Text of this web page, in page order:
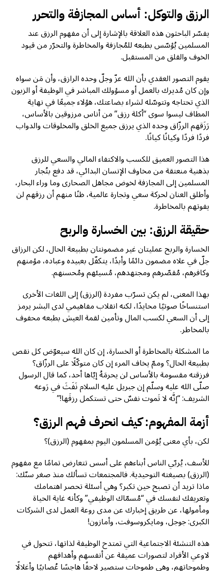
الرزق والتوكل: أساس المجازفة والتحرر
يفسّر الباحثون هذه العلاقة بالإشارة إلى أن مفهوم الرزق عند
المسلمين يُؤسّس بطبعه للمُجازفة والمخاطرة والتحرّر من قيود
الخوف والقلق من المستقبل.
يقوم التصور العقدي بأن الله عزّ وجلّ وحده الرازق، وأن مَن سواه
وإن كان مُديرك بالعمل أو مسؤولك المباشر في الوظيفة أو الزبون
الذي تحتاجه وتتوسّله لشراء بضاعتك، هؤلاء جميعًا في نهاية
المطاف ليسوا سوى “أكلة رزق” من أناس مرزوقين بالأساس،
رَزَقهم الرزّاق وحده الذي يرزق جميع الخلق والمخلوقات والدواب
فردًا فردًا وكيانًا كيانًا.
هذا التصور العميق للكسب والاكتفاء المالي والسعي للرزق
بذهنية منعتقة من مخاوف الإنسان البدائي، قد دفع بتُجار
المسلمين إلى المجازفة لخوض مجاهل الصحارى وما وراء البحار،
وأطلق العنان لحركة سعي وتجارة عالمية، ظنًا منهم أن رزقهم لن
يفوتهم بالمخاطرة.
حقيقة الرزق: بين الخسارة والربح
الخسارة والربح عمليتان غير مضمونتان بطبيعة الحال، لكن الرزاق
جلّ في علاه مضمون دائمًا وأبدًا، يتكفّل بعبيده وعباده، مؤمنهم
وكافرهم، مُقصّرهم ومجتهدهم، مُسيئهم ومُحسنهم.
بهذا المعنى، لم يكن تسرّب مفردة (الرزق) إلى اللغات الأخرى
استنساخًا صوتيًا محايدًا، لكنه انقلاب مفاهيمي لدى البشر يرمز
إلى أن السعي لكسب المال وتأمين لقمة العيش بطبعه محفوف
بالمخاطر.
ما المشكلة بالمخاطرة أو الخسارة، إن كان الله سيعوّض كل نقص
بطبيعة الحال؟ وممّ يخاف المرء إن كان متوكّلًا على الرزّاق؟
فرزقته مقسومة بالأساس لن يحرمَهُ إيّاها أحد، كما قال الرسول
صلّى الله عليه وسلّم إن جبريل عليه السلام نَفَثَ في رَوعه
الشريف: “إنَّه لا تَموت نفسٌ حتى تستكمل رزقَها!”
أزمة المفهوم: كيف انحرف فهم الرزق؟
لكن، بأي معنى يُؤمن المسلمون اليوم بمفهوم (الرزق)؟
للأسف، يُربّي الناس أبناءهم على أسس تتعارض تمامًا مع مفهوم
(الرزق) بصيغته التوحيدية. فالمجتمعات تسألك منذ صغر سنّك:
ماذا تريد أن تصبح حين تكبر؟ وهي أسئلة تحصر اهتمامك
وتعريفك لنفسك في “مُسمّاك الوظيفي” وكأنه غاية الحياة
ومأمولها، عن طريق إخبارك عن مدى روعة العمل لدى الشركات
الكبرى: جوجل، ومايكروسوفت، وأمازون!
هذه التنشئة الاجتماعية التي تمتدح الوظيفة لذاتها، تتحول في
لاوعي الأفراد لتصورات عميقة عن أنفسهم وأهدافهم
وطموحاتهم، وهي طموحات ستصير لاحقًا هاجسًا عُصابيًا وأغلالًا